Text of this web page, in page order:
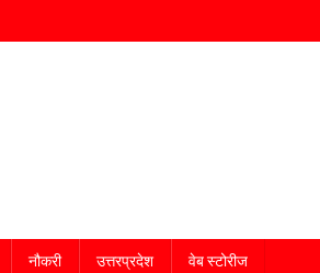
नौकरी उत्तरप्रदेश वेब स्टोरीज